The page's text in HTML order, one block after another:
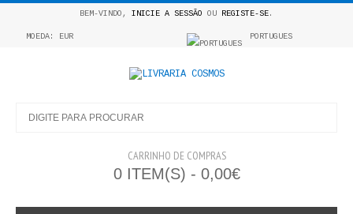
BEM-VINDO, INICIE A SESSÃO OU REGISTE-SE.
MOEDA: EUR PORTUGUES
CARRINHO DE COMPRAS
0 ITEM(S) - 0,00€